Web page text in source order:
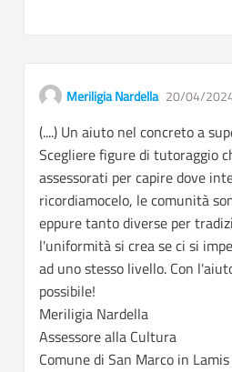
Meriligia Nardella 20/04/
(....) Un aiuto nel concreto a
Scegliere figure di tutoraggio
assessorati per capire dove
ricordiamocelo, le comunità
eppure tanto diverse per
l'uniformità si crea se ci si
ad uno stesso livello. Con
possibile!
Meriligia Nardella
Assessore alla Cultura
Comune di San Marco in Lamis